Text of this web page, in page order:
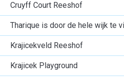
Cruyff Court Reeshof
Tharique is door de hele wijk te
Krajicekveld Reeshof
Krajicek Playground